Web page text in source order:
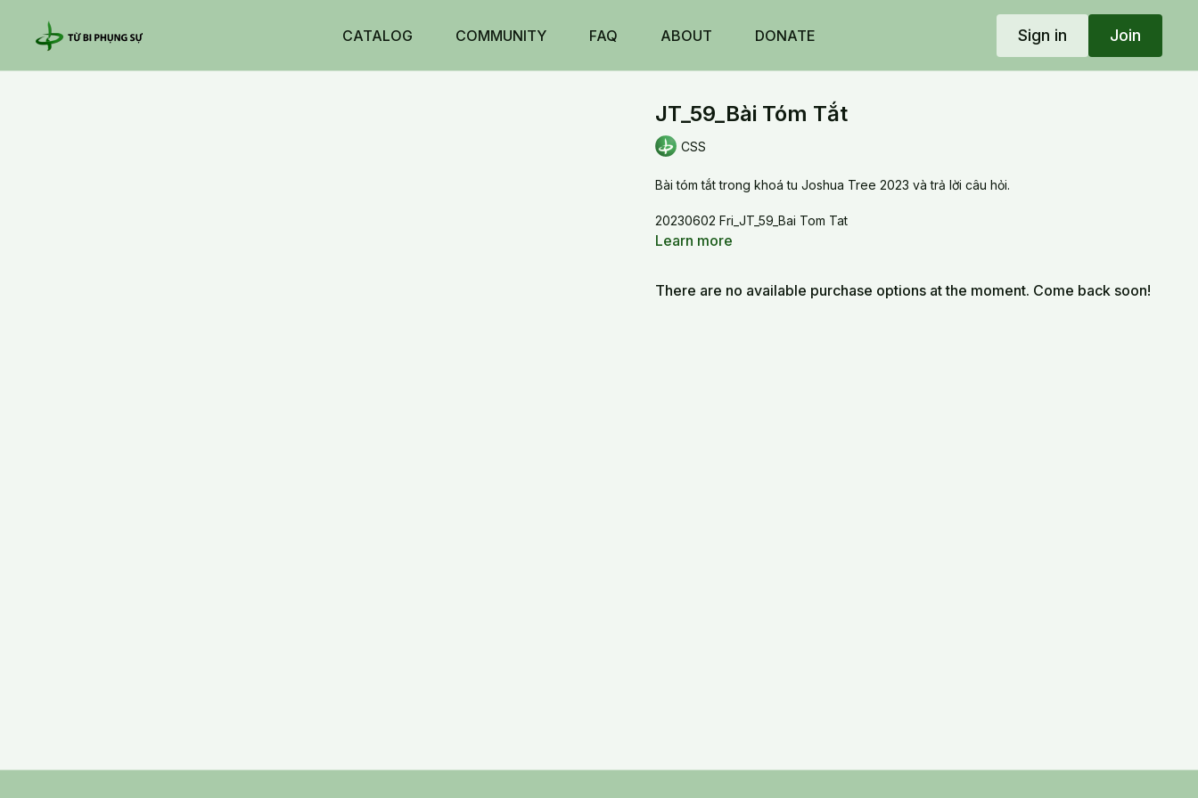
CATALOG COMMUNITY FAQ ABOUT DONATE Sign in Join
JT_59_Bài Tóm Tắt
CSS
Bài tóm tắt trong khoá tu Joshua Tree 2023 và trả lời câu hỏi.
20230602 Fri_JT_59_Bai Tom Tat
Learn more
There are no available purchase options at the moment. Come back soon!